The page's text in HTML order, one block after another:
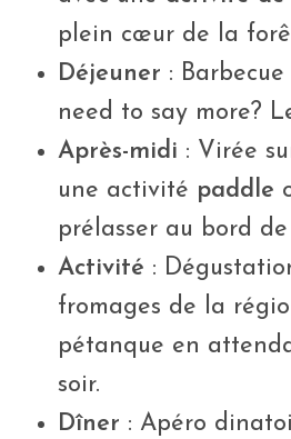
plein cœur de la
Déjeuner :
need to say more?
Après-midi : Virée
une activité paddle
prélasser au bord de
Activité :
fromages de la
pétanque en
soir.
Dîner : Apéro